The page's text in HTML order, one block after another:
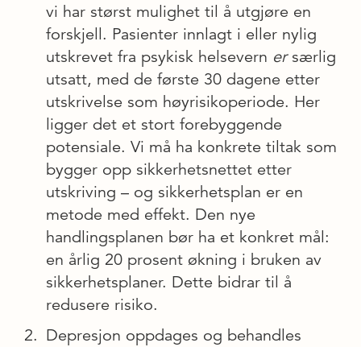
vi har størst mulighet til å utgjøre en
forskjell. Pasienter innlagt i eller nylig
utskrevet fra psykisk helsevern ersærlig
utsatt, med de første 30 dagene etter
utskrivelse som høyrisikoperiode. Her
ligger det et stort forebyggende
potensiale. Vi må ha konkrete tiltak som
bygger opp sikkerhetsnettet etter
utskriving – og sikkerhetsplan er en
metode med effekt. Den nye
handlingsplanen bør ha et konkret mål:
en årlig 20 prosent økning i bruken av
sikkerhetsplaner. Dette bidrar til å
redusere risiko.
Depresjon oppdages og behandles